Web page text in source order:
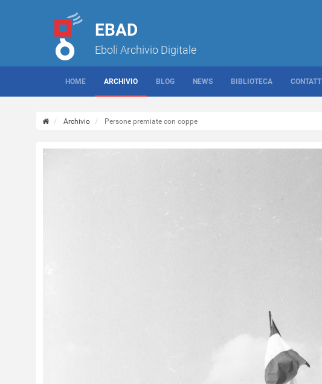
EBAD
Eboli Archivio Digitale
HOME ARCHIVIO BLOG NEWS BIBLIOTECA CONTATTI
Archivio Persone premiate con coppe